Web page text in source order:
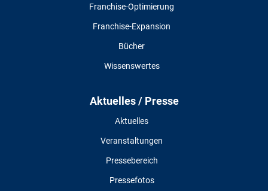
Franchise-Optimierung
Franchise-Expansion
Bücher
Wissenswertes
Aktuelles / Presse
Aktuelles
Veranstaltungen
Pressebereich
Pressefotos